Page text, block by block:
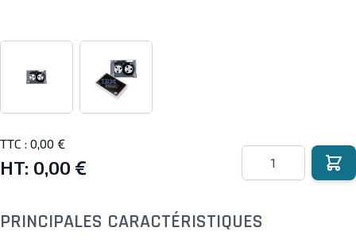
TTC : 0,00 €
HT: 0,00 €
Quantité
PRINCIPALES CARACTÉRISTIQUES